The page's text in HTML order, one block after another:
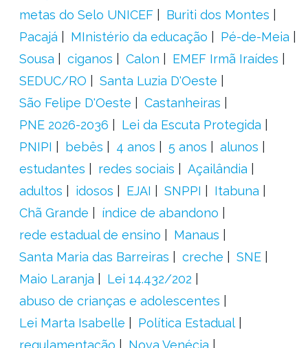
metas do Selo UNICEF
Buriti dos Montes
Pacajá
MInistério da educação
Pé-de-Meia
Sousa
ciganos Calon
EMEF Irmã Iraídes
SEDUC/RO
Santa Luzia D'Oeste
São Felipe D'Oeste
Castanheiras
PNE 2026-2036
Lei da Escuta Protegida
PNIPI
bebês 4 anos 5 anos
alunos
estudantes
redes sociais
Açailândia
adultos
idosos EJAI SNPPI
Itabuna
Chã Grande
índice de abandono
rede estadual de ensino
Manaus
Santa Maria das Barreiras
creche
SNE
Maio Laranja
Lei 14.432/202
abuso de crianças e adolescentes
Lei Marta Isabelle
Política Estadual
regulamentação
Nova Venécia